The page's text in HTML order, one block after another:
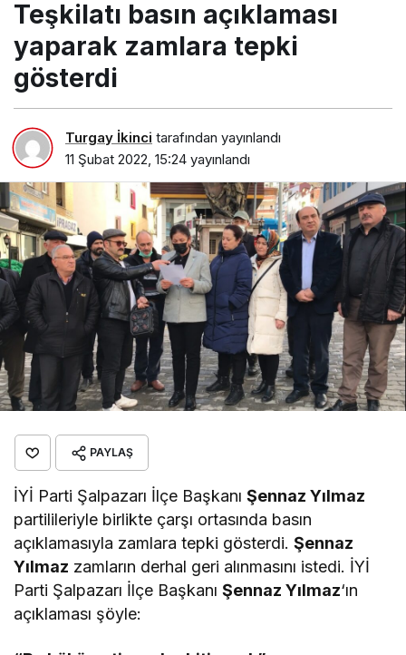
Teşkilatı basın açıklaması
yaparak zamlara tepki
gösterdi
Turgay İkinci tarafından yayınlandı
11 Şubat 2022, 15:24 yayınlandı
PAYLAŞ
İYİ Parti Şalpazarı İlçe BaşkanıŞennaz Yılmaz
partilileriyle birlikte çarşı ortasında basın
açıklamasıyla zamlara tepki gösterdi.Şennaz
Yılmaz zamların derhal geri alınmasını istedi. İYİ
Parti Şalpazarı İlçe BaşkanıŞennaz Yılmaz‘ın
açıklaması şöyle: